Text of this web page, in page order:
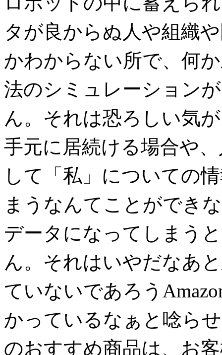
タが良からぬ人や組織
かわからない所で、何
法のシミュレーション
ん。それは恐ろしい気
手元に居続ける場合や
して「私」についての
まうなんてことができ
データになってしまう
ん。それはいやだなあ
ていないであろう
かっているなぁと唸ら
のおすすめ商品は、お